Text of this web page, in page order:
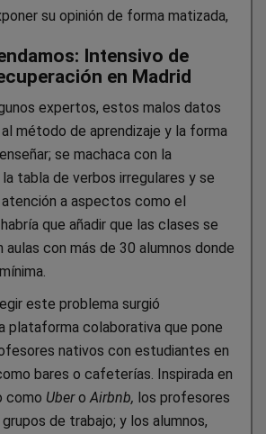
su opinión de forma matizada,
Intensivo de
en Madrid
expertos, estos malos datos
método de aprendizaje y la forma
se machaca con la
tabla de verbos irregulares y se
a aspectos como el
habría que añadir que las clases se
aulas con más de 30 alumnos donde
este problema surgió
plataforma colaborativa que pone
nativos con estudiantes en
bares o cafeterías. Inspirada en
como Ubero Airbnb, los profesores
de trabajo; y los alumnos,